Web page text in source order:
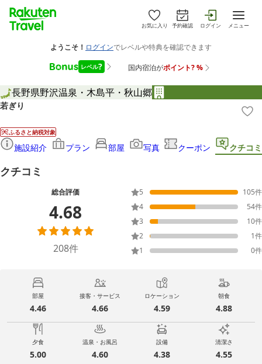
お気に入り 予約確認 ログイン メニュー
長野県野沢温泉・木島平・秋山郷
若ぎり
ふるさと納税対象
施設紹介 プラン 部屋 写真 クーポン クチコミ
クチコミ
総合評価
4.68
208件
5 105件
4
54件
3
10件
2
1件
1
0件
部屋
4.46
接客・サービス
4.66
ロケーション
4.59
朝食
4.88
夕食
5.00
温泉・お風呂
4.60
設備
4.38
清潔さ
4.55